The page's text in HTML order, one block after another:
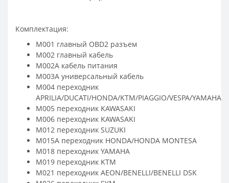
Комплектация:
M001 главный OBD2 разъем
M002 главный кабель
M002A кабель питания
M003A универсальный кабель
M004 переходник
APRILIA/DUCATI/HONDA/KTM/PIAGGIO/VESPA/YAMAHA
M005 переходник KAWASAKI
M006 переходник KAWASAKI
M012 переходник SUZUKI
M015A переходник HONDA/HONDA MONTESA
M018 переходник YAMAHA
M019 переходник KTM
M021 переходник AEON/BENELLI/BENELLI DSK